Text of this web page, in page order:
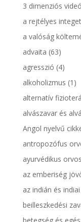
3 dimenziós
a rejtélyes
a valóság
advaita (63)
agresszió (4)
alkoholizmus (1)
alternatív
alvászavar és
Angol nyelvű
antropozófus
ayurvédikus
az emberiség
az indián és
beilleszkedési
betegség és